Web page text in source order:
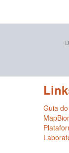
Guia